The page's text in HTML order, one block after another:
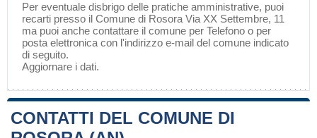
Per eventuale disbrigo delle pratiche amministrative, puoi
recarti presso il Comune di Rosora Via XX Settembre, 11
ma puoi anche contattare il comune per Telefono o per
posta elettronica con l'indirizzo e-mail del comune indicato
di seguito.
Aggiornare i dati.
CONTATTI DEL COMUNE DI